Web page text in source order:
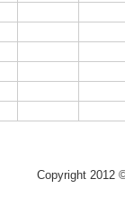
Copyright 2012